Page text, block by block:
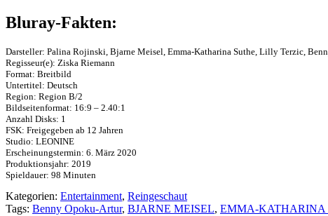
Bluray-Fakten:
Darsteller: Palina Rojinski, Bjarne Meisel, Emma-Katharina Suthe, Lilly Terzic,
Regisseur(e): Ziska Riemann
Format: Breitbild
Untertitel: Deutsch
Region: Region B/2
Bildseitenformat: 16:9 – 2.40:1
Anzahl Disks: 1
FSK: Freigegeben ab 12 Jahren
Studio: LEONINE
Erscheinungstermin: 6. März 2020
Produktionsjahr: 2019
Spieldauer: 98 Minuten
Kategorien: Entertainment, Reingeschaut
Tags: Benny Opoku-Artur, BJARNE MEISEL, EMMA-KATHARINA